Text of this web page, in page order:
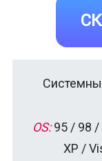
OS:95 / 98 /
XP /